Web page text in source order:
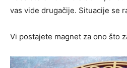
vas vide drugačije. Situacije se
Vi postajete magnet za ono što